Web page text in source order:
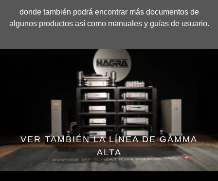
donde también podrá encontrar más documentos de
algunos productos así como manuales y guías de usuario.
VER TAMBIÉN LA LÍNEA DE GAMMA
ALTA